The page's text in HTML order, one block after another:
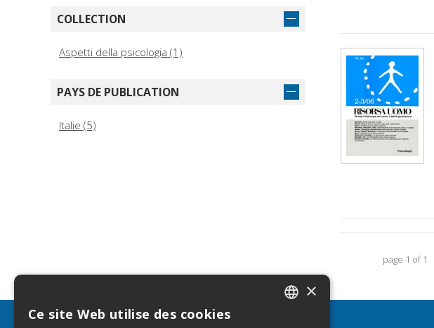
COLLECTION
Aspetti della psicologia (1)
PAYS DE PUBLICATION
Italie (5)
page 1 of 1
×
Ce site Web utilise des cookies